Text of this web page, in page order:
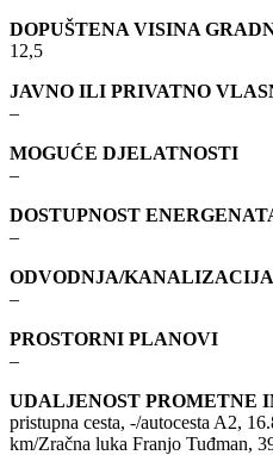
DOPUŠTENA VISINA
12,5
JAVNO ILI PRIVATNO
–
MOGUĆE DJELATNOSTI
–
DOSTUPNOST
–
ODVODNJA/KANALIZACIJA
–
PROSTORNI PLANOVI
–
UDALJENOST PROMETNE
pristupna cesta, -/autocesta A2,
km/Zračna luka Franjo Tuđman,